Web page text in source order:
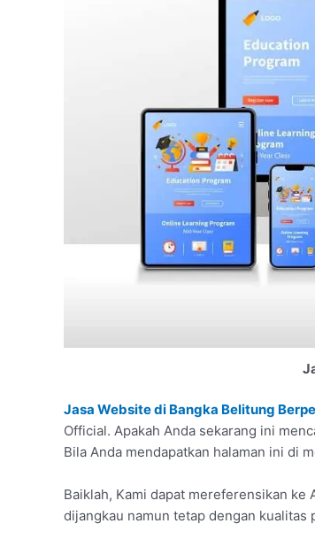
Jasa Website di Bangka Belitung
Official. Apakah Anda sekarang ini
Bila Anda mendapatkan halaman ini di
Baiklah, Kami dapat mereferensikan ke
dijangkau namun tetap dengan kualitas